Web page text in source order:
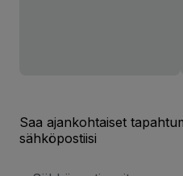
Saa ajankohtaiset
sähköpostiisi